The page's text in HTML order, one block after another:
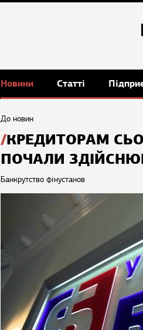
Новини Статті
До новин
КРЕДИТОРАМ
ПОЧАЛИ
Банкрутство фінустанов